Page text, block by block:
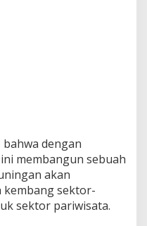
dengan
membangun sebuah
akan
sektor-
sektor pariwisata.